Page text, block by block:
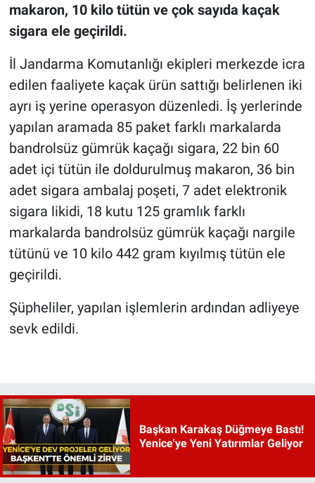
makaron, 10 kilo tütün ve çok sayıda kaçak
sigara ele geçirildi.
İl Jandarma Komutanlığı ekipleri merkezde icra
edilen faaliyete kaçak ürün sattığı belirlenen iki
ayrı iş yerine operasyon düzenledi. İş yerlerinde
yapılan aramada 85 paket farklı markalarda
bandrolsüz gümrük kaçağı sigara, 22 bin 60
adet içi tütün ile doldurulmuş makaron, 36 bin
adet sigara ambalaj poşeti, 7 adet elektronik
sigara likidi, 18 kutu 125 gramlık farklı
markalarda bandrolsüz gümrük kaçağı nargile
tütünü ve 10 kilo 442 gram kıyılmış tütün ele
geçirildi.
Şüpheliler, yapılan işlemlerin ardından adliyeye
sevk edildi.
Başkan Karakaş Düğmeye Bastı!
Yenice'ye Yeni Yatırımlar Geliyor